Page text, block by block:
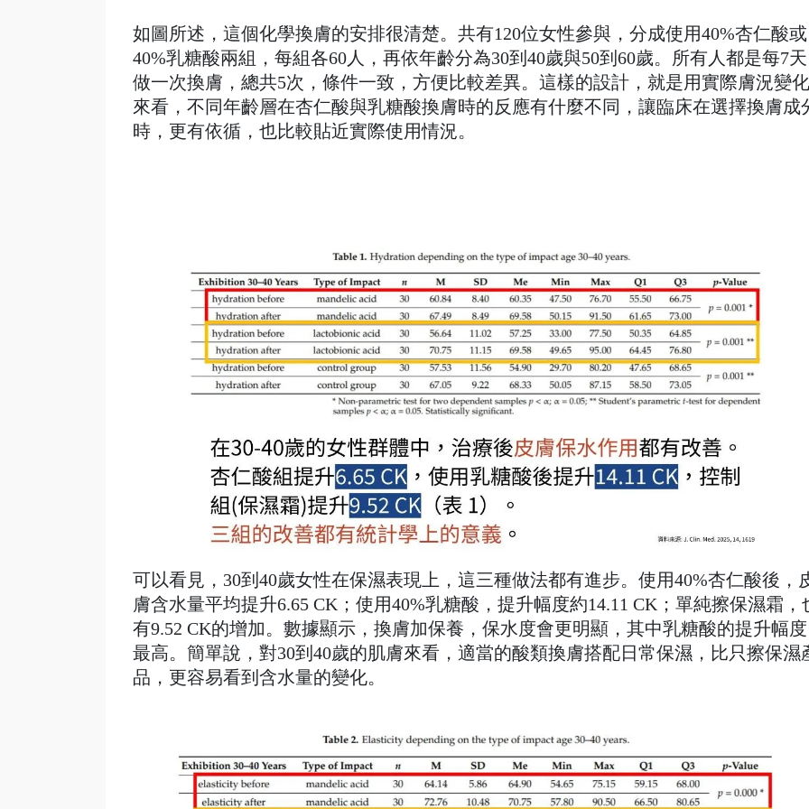
如圖所述，這個化學換膚的安排很清楚。共有120位女性參與，分成使用40%杏仁酸或
40%乳糖酸兩組，每組各60人，再依年齡分為30到40歲與50到60歲。所有人都是每7天
做一次換膚，總共5次，條件一致，方便比較差異。這樣的設計，就是用實際膚況變化
來看，不同年齡層在杏仁酸與乳糖酸換膚時的反應有什麼不同，讓臨床在選擇換膚成
時，更有依循，也比較貼近實際使用情況。
可以看見，30到40歲女性在保濕表現上，這三種做法都有進步。使用40%杏仁酸後，
膚含水量平均提升6.65 CK；使用40%乳糖酸，提升幅度約14.11 CK；單純擦保濕霜，
有9.52 CK的增加。數據顯示，換膚加保養，保水度會更明顯，其中乳糖酸的提升幅度
最高。簡單說，對30到40歲的肌膚來看，適當的酸類換膚搭配日常保濕，比只擦保濕
品，更容易看到含水量的變化。